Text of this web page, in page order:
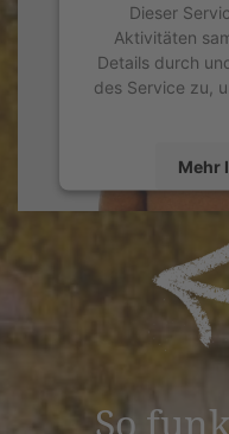
Dieser
Aktivitäten
Details durch
des Service zu,
Mehr
powered by
So